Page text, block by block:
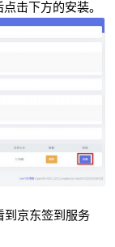
击下方的安装。
到京东签到服务